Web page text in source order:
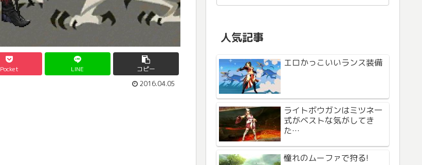
Pocket LINE コピー
2016.04.05
人気記事
エロかっこいいランス装備
ライトボウガンはミツネ一
式がベストな気がしてき
た…
憧れのムーファで狩る!